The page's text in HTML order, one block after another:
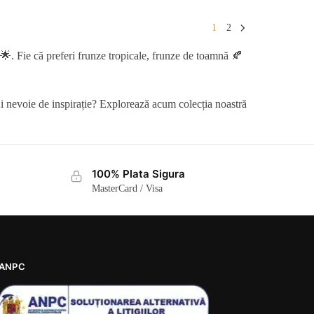
1 2
Fie că preferi frunze tropicale, frunze de toamnă 🍂
de inspirație? Explorează acum colecția noastră
100% Plata Sigura
MasterCard / Visa